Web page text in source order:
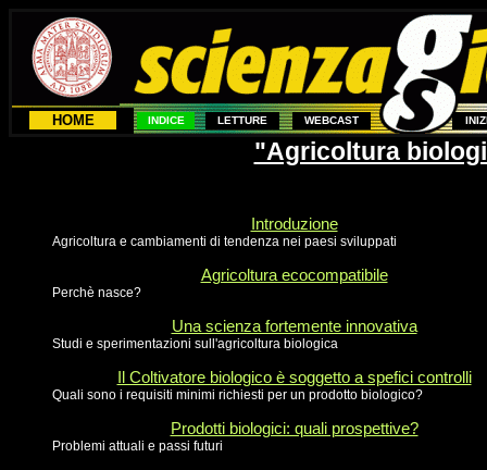
HOME INDICE LETTURE WEBCAST
"Agricoltura
Introduzione
Agricoltura e cambiamenti di tendenza nei paesi sviluppati
Agricoltura ecocompatibile
Perchè nasce?
Una scienza fortemente innovativa
Studi e sperimentazioni sull'agricoltura biologica
Il Coltivatore biologico è soggetto a spefici controlli
Quali sono i requisiti minimi richiesti per un prodotto biologico?
Prodotti biologici: quali prospettive?
Problemi attuali e passi futuri